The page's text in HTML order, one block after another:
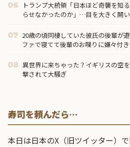
06
トランプ大統領「日本ほど奇襲を知
らせなかったのか」…目を大きく開
07 20歳の頃同棲していた彼氏の後輩が
ファで寝てて後輩のお喋りに嫌々付
08 異世界に来ちゃった？イギリスの空
撃されて大騒ぎ
寿司を頼んだら…
本日は日本のX（旧ツイッター）